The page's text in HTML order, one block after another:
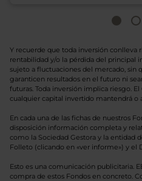
Y recuerde que toda inversión conlleva
rentabilidad y/o la pérdida del principal
sujeto a fluctuaciones del mercado, sin
garanticen resultados en el futuro ni
futuras. Toda inversión implica riesgo.
cualquier capital invertido mantendrá o
En cada una de las fichas de nuestros
disposición información completa y
como la Sociedad Gestora y la entidad
Folleto (clicando en «ver informe») y el
Esto es una comunicación publicitaria.
compra de estos Fondos en concreto.